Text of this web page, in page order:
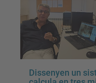
Dissenyen un